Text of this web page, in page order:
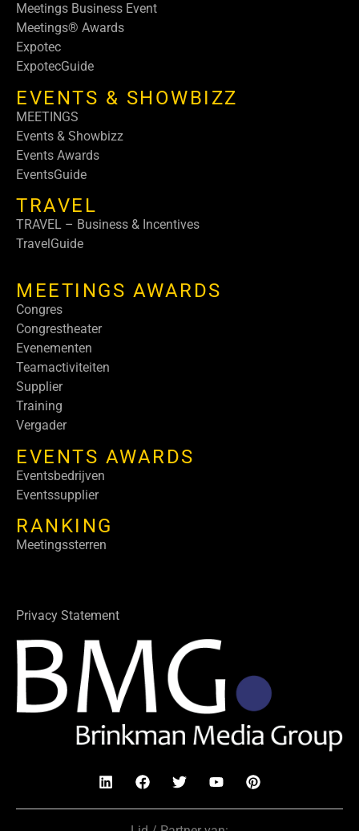
Meetings Business Event
Meetings® Awards
Expotec
ExpotecGuide
EVENTS & SHOWBIZZ
MEETINGS
Events & Showbizz
Events Awards
EventsGuide
TRAVEL
TRAVEL – Business & Incentives
TravelGuide
MEETINGS AWARDS
Congres
Congrestheater
Evenementen
Teamactiviteiten
Supplier
Training
Vergader
EVENTS AWARDS
Eventsbedrijven
Eventssupplier
RANKING
Meetingssterren
Privacy Statement